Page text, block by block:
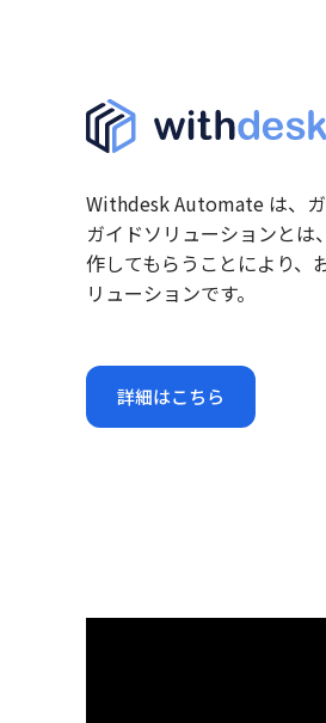
Withdesk Automate は、ガ
ガイドソリューションと
作してもらうことにより、
リューションです。
詳細はこちら